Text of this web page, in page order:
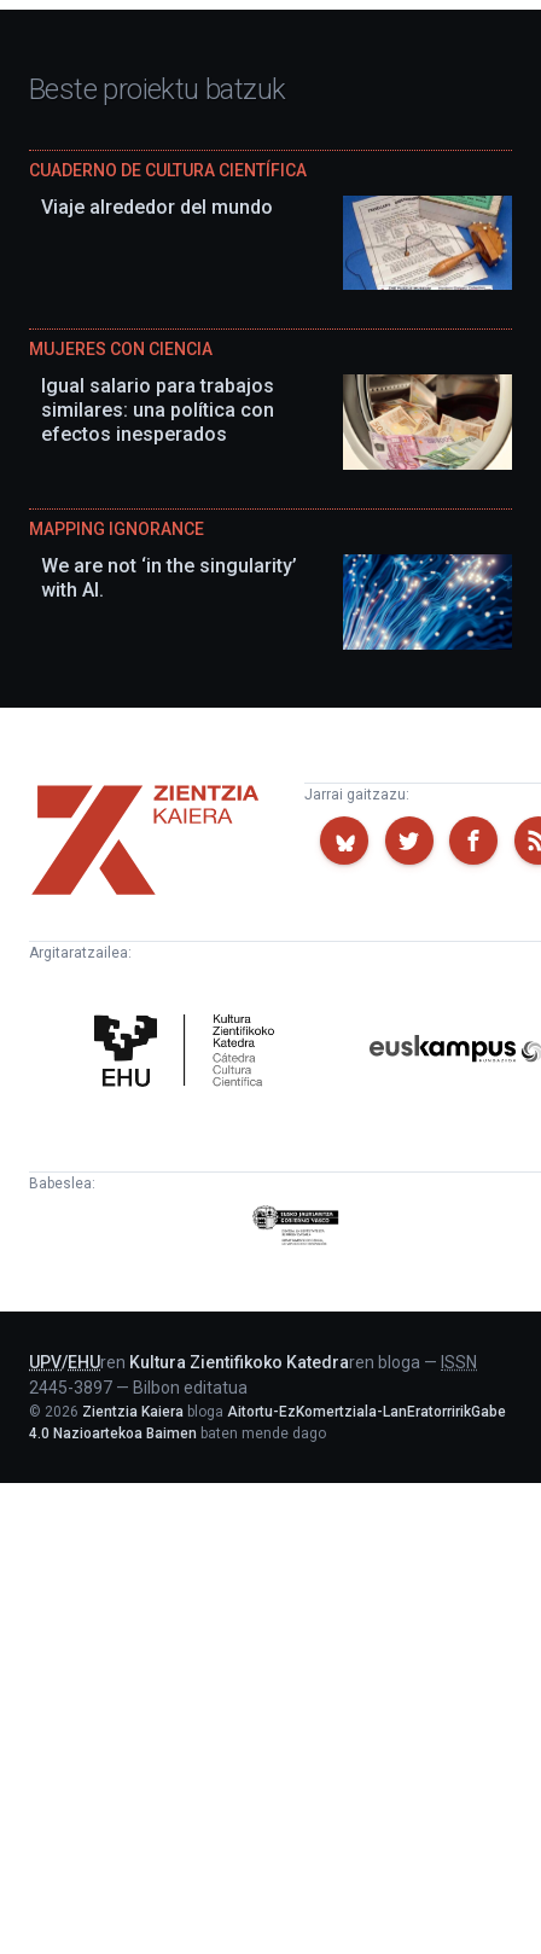
Beste proiektu batzuk
CUADERNO DE CULTURA CIENTÍFICA
Viaje alrededor del mundo
MUJERES CON CIENCIA
Igual salario para trabajos
similares: una política con
efectos inesperados
MAPPING IGNORANCE
We are not ‘in the singularity’
with AI.
Zientzia
Kaiera
Jarrai gaitzazu:
Argitaratzailea:
Zientifikoko
Katedra
Babeslea:
Eusko
Jaurlaritza
UPV/EHUren Kultura Zientifikoko Katedraren bloga — ISSN
2445-3897 — Bilbon editatua
© 2026 Zientzia Kaiera bloga Aitortu-EzKomertziala-LanEratorririkGabe
4.0 Nazioartekoa Baimen baten mende dago